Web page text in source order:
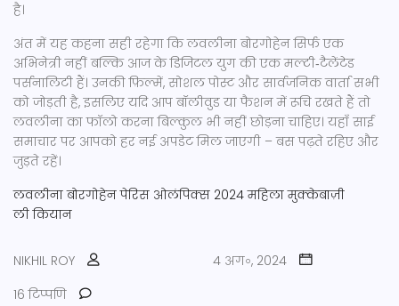
है।
अंत में यह कहना सही रहेगा कि लवलीना बोरगोहेन सिर्फ एक
अभिनेत्री नहीं बल्कि आज के डिजिटल युग की एक मल्टी‑टैलेंटेड
पर्सनालिटी हैं। उनकी फ़िल्में, सोशल पोस्ट और सार्वजनिक वार्ता सभी
को जोड़ती है, इसलिए यदि आप बॉलीवुड या फैशन में रूचि रखते हैं तो
लवलीना का फॉलो करना बिल्कुल भी नहीं छोड़ना चाहिए। यहाँ साई
समाचार पर आपको हर नई अपडेट मिल जाएगी – बस पढ़ते रहिए और
जुड़ते रहें।
लवलीना बोरगोहेन पेरिस ओलंपिक्स 2024 महिला मुक्केबाज़ी
ली कियान
NIKHIL ROY
4 अग॰, 2024
16 टिप्पणि